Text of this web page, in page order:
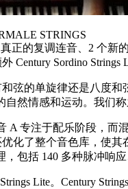
STRINGS
正的复调连音、2 个
Century Sordino Strings
弦的单旋律还是八度
然情感和运动。我们称
A 专注于配乐阶段，
化了整个音色库，使
，包括 140 多种脉冲响
Lite。Century